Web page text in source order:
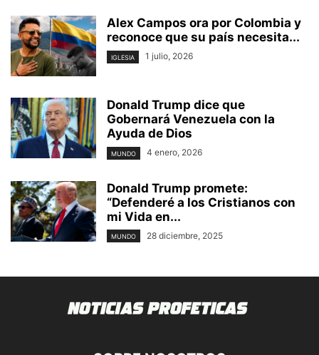
Alex Campos ora por Colombia y
reconoce que su país necesita...
IGLESIA 1 julio, 2026
Donald Trump dice que
Gobernará Venezuela con la
Ayuda de Dios
MUNDO 4 enero, 2026
Donald Trump promete:
“Defenderé a los Cristianos con
mi Vida en...
MUNDO 28 diciembre, 2025